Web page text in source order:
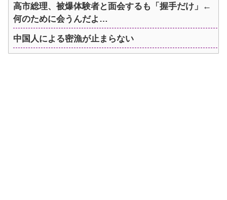
高市総理、被爆体験者と面会するも「握手だけ」←
何のために会うんだよ…
中国人による密漁が止まらない